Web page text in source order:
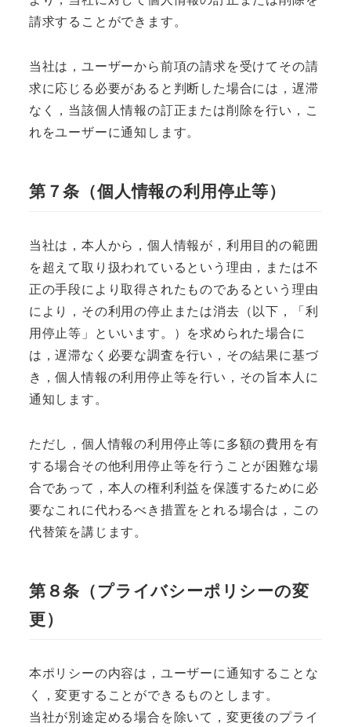
請求することができます。
当社は，ユーザーから前項の請求を受けてその請
求に応じる必要があると判断した場合には，遅滞
なく，当該個人情報の訂正または削除を行い，こ
れをユーザーに通知します。
第７条（個人情報の利用停止等）
当社は，本人から，個人情報が，利用目的の範囲
を超えて取り扱われているという理由，または不
正の手段により取得されたものであるという理由
により，その利用の停止または消去（以下，「利
用停止等」といいます。）を求められた場合に
は，遅滞なく必要な調査を行い，その結果に基づ
き，個人情報の利用停止等を行い，その旨本人に
通知します。
ただし，個人情報の利用停止等に多額の費用を有
する場合その他利用停止等を行うことが困難な場
合であって，本人の権利利益を保護するために必
要なこれに代わるべき措置をとれる場合は，この
代替策を講じます。
第８条（プライバシーポリシーの変
更）
本ポリシーの内容は，ユーザーに通知することな
く，変更することができるものとします。
当社が別途定める場合を除いて，変更後のプライ